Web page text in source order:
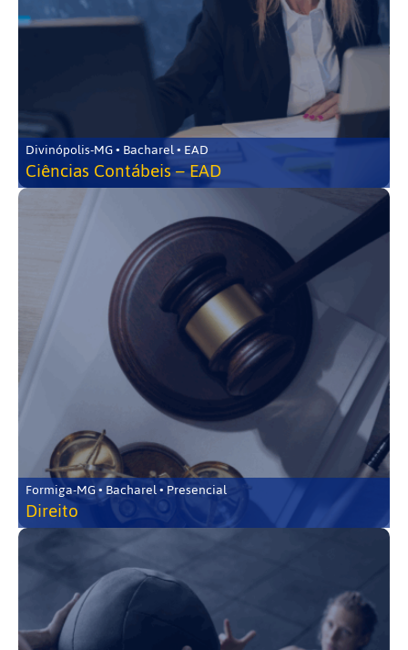
Divinópolis-MG • Bacharel • EAD
Ciências Contábeis – EAD
Formiga-MG • Bacharel • Presencial
Direito